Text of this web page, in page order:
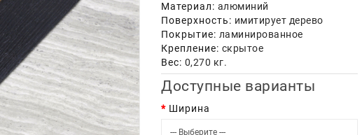
Материал: алюминий
Поверхность: имитирует дерево
Покрытие: ламинированное
Крепление: скрытое
Вес: 0,270 кг.
Доступные варианты
Ширина